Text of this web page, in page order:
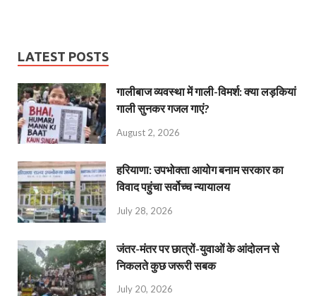
LATEST POSTS
गालीबाज व्‍यवस्‍था में गाली-विमर्श: क्या लड़कियां
गाली सुनकर गजल गाएं?
August 2, 2026
हरियाणा: उपभोक्ता आयोग बनाम सरकार का
विवाद पहुंचा सर्वोच्च न्यायालय
July 28, 2026
जंतर-मंतर पर छात्रों-युवाओं के आंदोलन से
निकलते कुछ जरूरी सबक
July 20, 2026